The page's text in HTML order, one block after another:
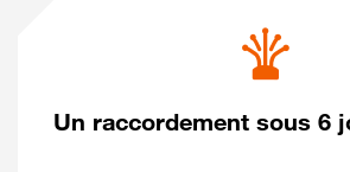
Un raccordement sous 6